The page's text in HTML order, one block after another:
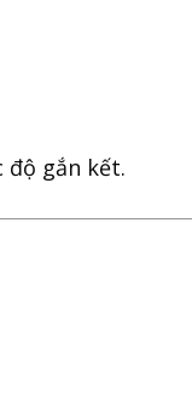
độ gắn kết.